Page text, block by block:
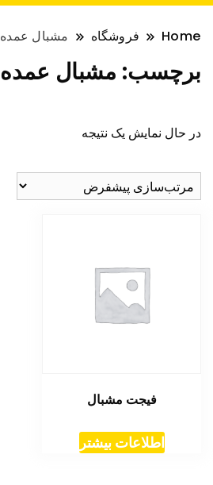
Home فروشگاه مشبال عمده
برچسب: مشبال عمده
در حال نمایش یک نتیجه
فیجت مشبال
اطلاعات بیشتر